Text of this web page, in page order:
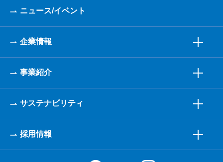
ニュース/イベント
企業情報
事業紹介
サステナビリティ
採用情報